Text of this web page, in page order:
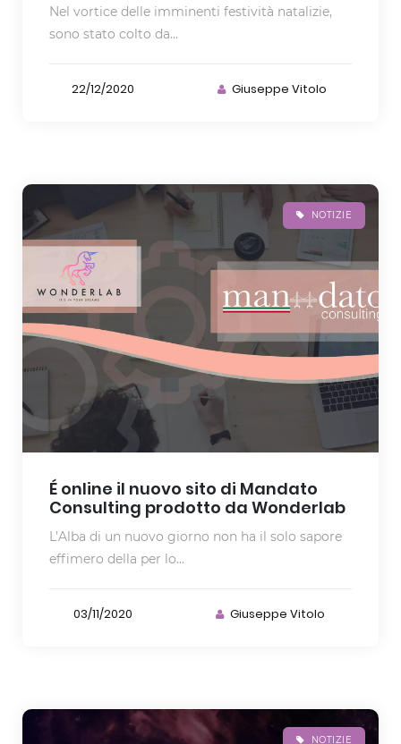
Nel vortice delle imminenti festività natalizie,
sono stato colto da...
22/12/2020 Giuseppe Vitolo
NOTIZIE
É online il nuovo sito di Mandato
Consulting prodotto da Wonderlab
L’Alba di un nuovo giorno non ha il solo sapore
effimero della per lo...
03/11/2020 Giuseppe Vitolo
NOTIZIE